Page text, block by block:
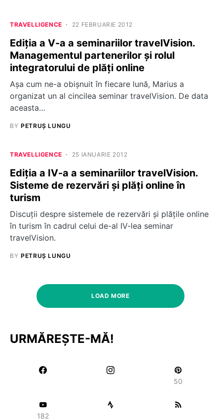
TRAVELLIGENCE 22 FEBRUARIE 2012
Ediția a V-a a seminariilor travelVision.
Managementul partenerilor și rolul
integratorului de plăți online
Așa cum ne-a obișnuit în fiecare lună, Marius a
organizat un al cincilea seminar travelVision. De data
aceasta…
BY PETRUȘ LUNGU
TRAVELLIGENCE 25 IANUARIE 2012
Ediția a IV-a a seminariilor travelVision.
Sisteme de rezervări și plăți online în
turism
Discuții despre sistemele de rezervări și plățile online
în turism în cadrul celui de-al IV-lea seminar
travelVision.
BY PETRUȘ LUNGU
LOAD MORE
URMĂREȘTE-MĂ!
50
182